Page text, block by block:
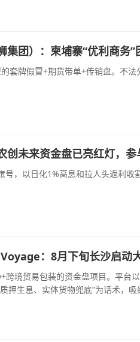
集团）：柬埔寨“优利商务”
套牌假冒+期货带单+传销盘。不法
未来资金盘已亮红灯，参
号，以日化1%高息和拉人头返利
：8月下旬长沙启动
境贸易包装的资金盘项目。平台
押生息、实体货物兜底”为话术，吸